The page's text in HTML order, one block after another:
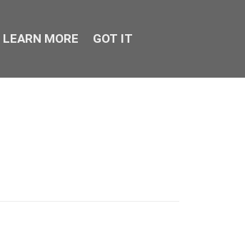
LEARN MORE GOT IT